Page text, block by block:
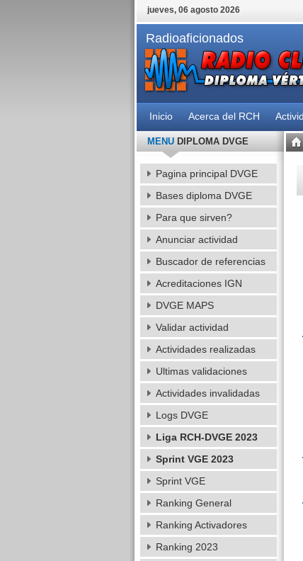
jueves, 06 agosto 2026
Radioaficionados
Inicio Acerca del RCH
MENUDIPLOMA DVGE
Pagina principal DVGE
Bases diploma DVGE
Para que sirven?
Anunciar actividad
Buscador de referencias
Acreditaciones IGN
DVGE MAPS
Validar actividad
Actividades realizadas
Ultimas validaciones
Actividades invalidadas
Logs DVGE
Liga RCH-DVGE 2023
Sprint VGE 2023
Sprint VGE
Ranking General
Ranking Activadores
Ranking 2023